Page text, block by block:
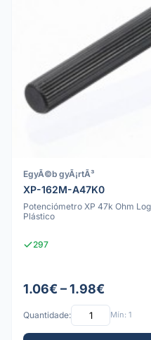
EgyÃ©b gyÃ¡rtÃ³
XP-162M-A47K0
Potenciómetro XP 47k Ohm
Plástico
297
1.06€ – 1.98€
Quantidade: Mín: 1